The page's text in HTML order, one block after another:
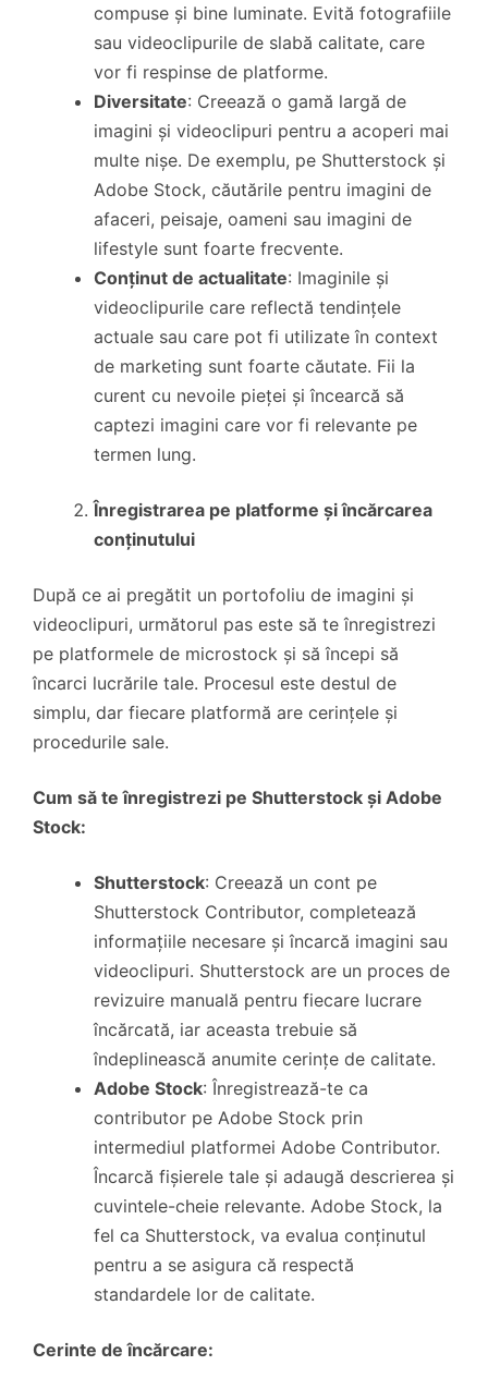
compuse și bine luminate. Evită fotografiile
sau videoclipurile de slabă calitate, care
vor fi respinse de platforme.
Diversitate: Creează o gamă largă de
imagini și videoclipuri pentru a acoperi mai
multe nișe. De exemplu, pe Shutterstock și
Adobe Stock, căutările pentru imagini de
afaceri, peisaje, oameni sau imagini de
lifestyle sunt foarte frecvente.
Conținut de actualitate: Imaginile și
videoclipurile care reflectă tendințele
actuale sau care pot fi utilizate în context
de marketing sunt foarte căutate. Fii la
curent cu nevoile pieței și încearcă să
captezi imagini care vor fi relevante pe
termen lung.
Înregistrarea pe platforme și încărcarea
conținutului
După ce ai pregătit un portofoliu de imagini și
videoclipuri, următorul pas este să te înregistrezi
pe platformele de microstock și să începi să
încarci lucrările tale. Procesul este destul de
simplu, dar fiecare platformă are cerințele și
procedurile sale.
Cum să te înregistrezi pe Shutterstock și Adobe
Stock:
Shutterstock: Creează un cont pe
Shutterstock Contributor, completează
informațiile necesare și încarcă imagini sau
videoclipuri. Shutterstock are un proces de
revizuire manuală pentru fiecare lucrare
încărcată, iar aceasta trebuie să
îndeplinească anumite cerințe de calitate.
Adobe Stock: Înregistrează-te ca
contributor pe Adobe Stock prin
intermediul platformei Adobe Contributor.
Încarcă fișierele tale și adaugă descrierea și
cuvintele-cheie relevante. Adobe Stock, la
fel ca Shutterstock, va evalua conținutul
pentru a se asigura că respectă
standardele lor de calitate.
Cerinte de încărcare: